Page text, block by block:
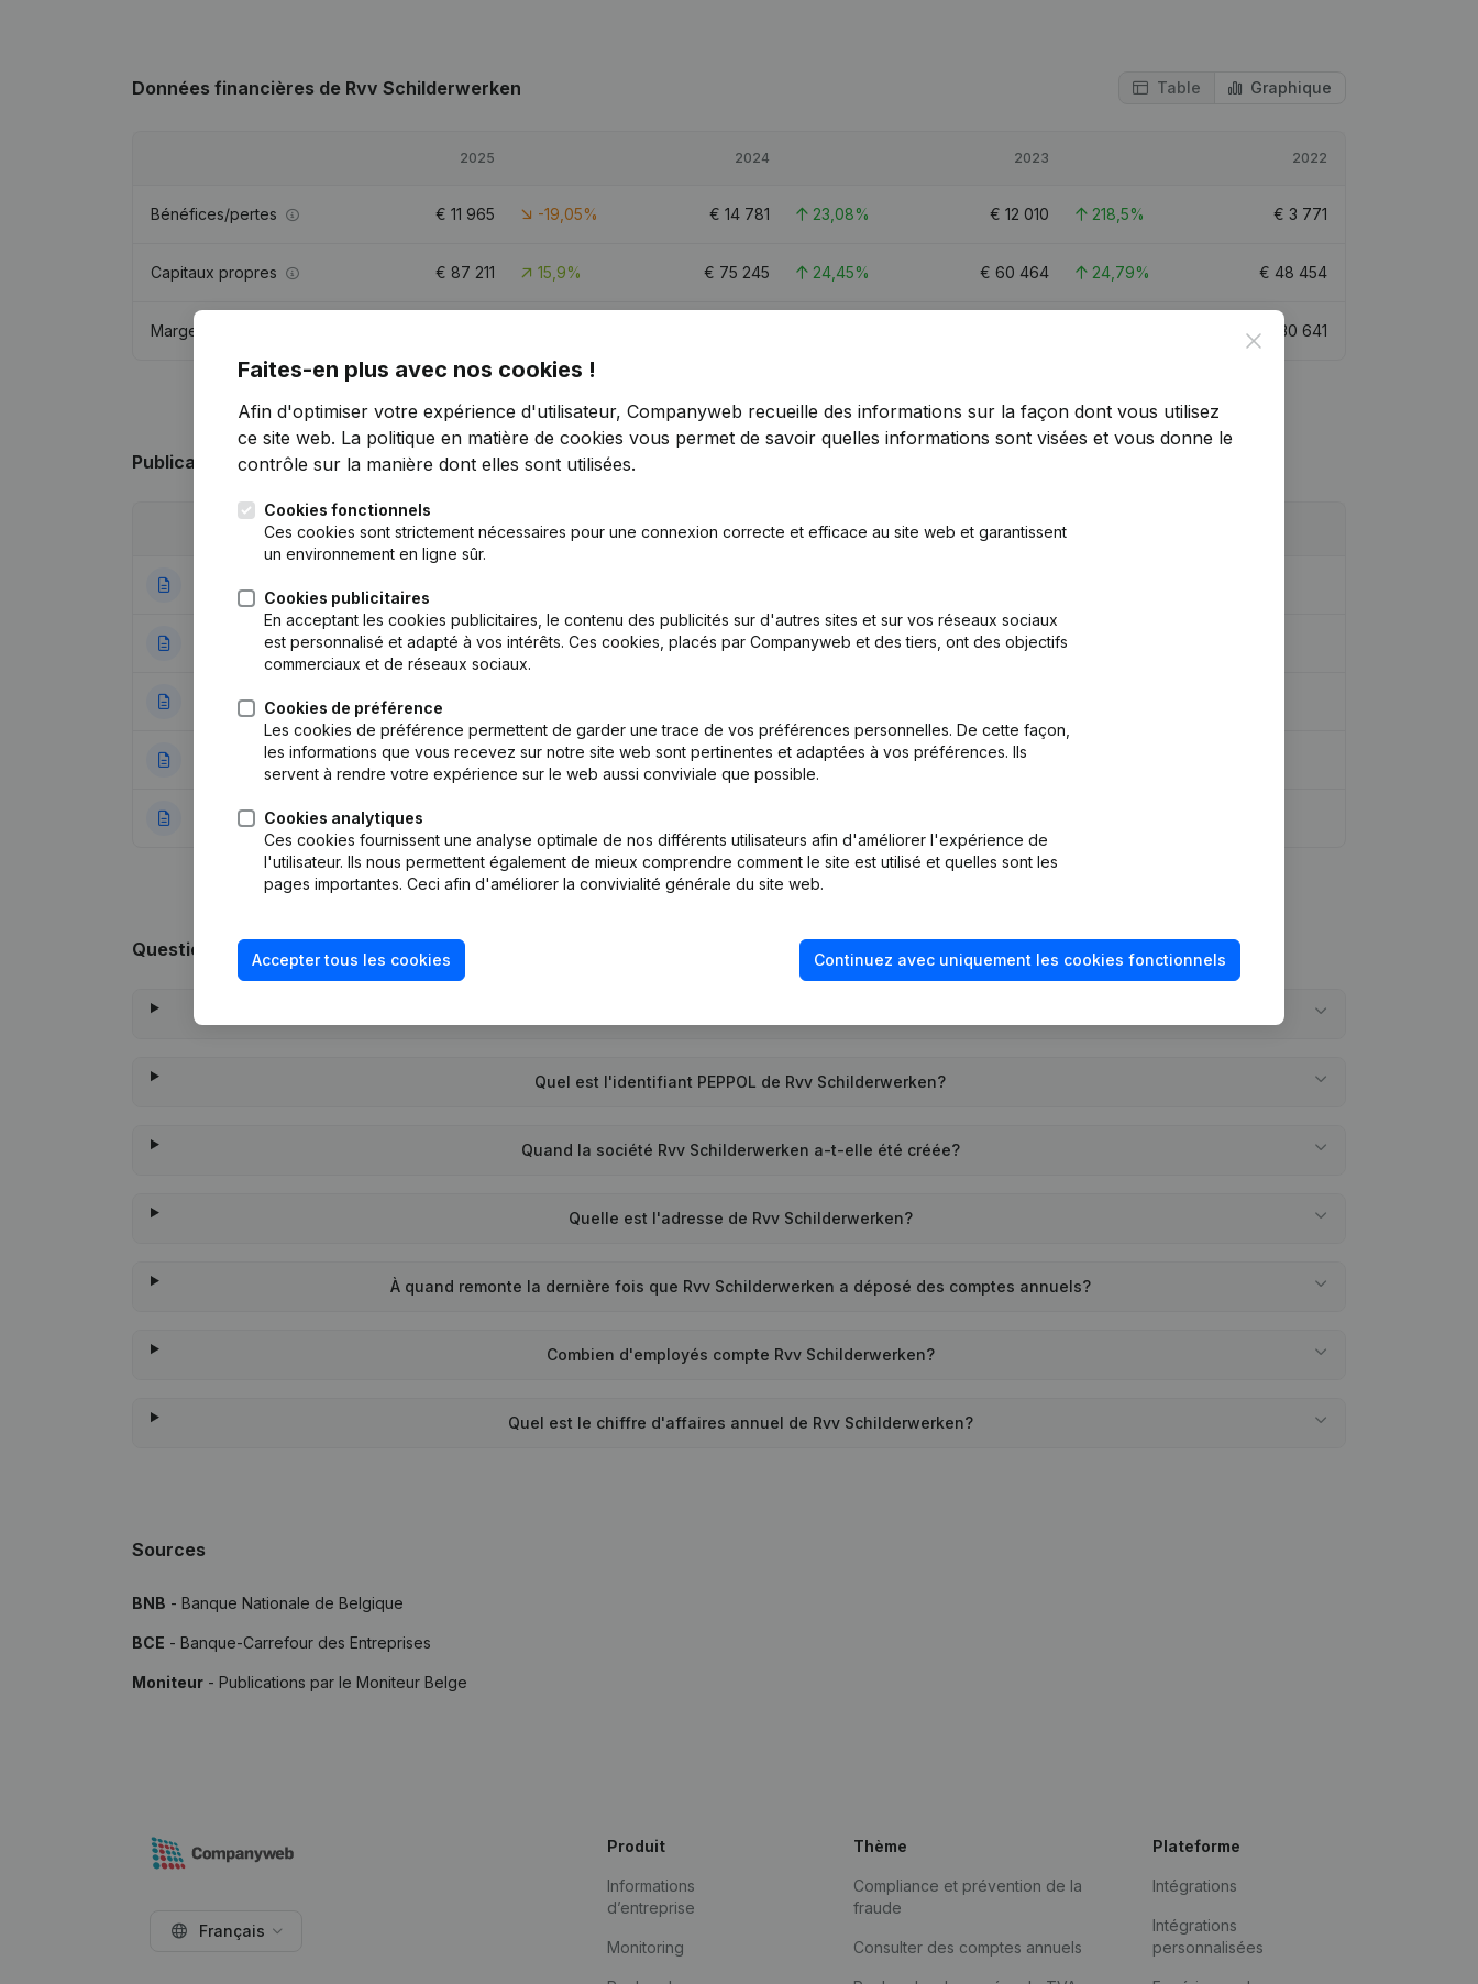
Données financières de Rvv Schilderwerken Table Graphique
2025 2024 2023 2022
Bénéfices/pertes € 11 965 -19,05% € 14 781 23,08% € 12 010 218,5% € 3 771
Capitaux propres € 87 211 15,9% € 75 245 24,45% € 60 464 24,79% € 48 454
Marge brute 30 641
Publicationsde Rvv Schilderwerken
Publication
15-02-2017 Demissions - Nominations(NL)
09-03-2016 Demissions - Nominations
27-08-2015 Demissions - Nominations(NL)
31-01-2013 Rubrique Constitution (Nouvelle Personne Morale, Ouverture Succursale, etc...)
Questions fréquemment posées
Quel est l'identifiant PEPPOL de Rvv Schilderwerken?
Quand la société Rvv Schilderwerken a-t-elle été créée?
Quelle est l'adresse de Rvv Schilderwerken?
À quand remonte la dernière fois que Rvv Schilderwerken a déposé des comptes annuels?
Combien d'employés compte Rvv Schilderwerken?
Quel est le chiffre d'affaires annuel de Rvv Schilderwerken?
Sources
BNB - Banque Nationale de Belgique
BCE - Banque-Carrefour des Entreprises
Moniteur - Publications par le Moniteur Belge
Close
Faites-en plus avec nos cookies !
Afin d'optimiser votre expérience d'utilisateur, Companyweb recueille des informations sur la façon dont vous utilisez
ce site web. La politique en matière de cookies vous permet de savoir quelles informations sont visées et vous donne le
contrôle sur la manière dont elles sont utilisées.
Cookies fonctionnels
Ces cookies sont strictement nécessaires pour une connexion correcte et efficace au site web et garantissent
un environnement en ligne sûr.
Cookies publicitaires
En acceptant les cookies publicitaires, le contenu des publicités sur d'autres sites et sur vos réseaux sociaux
est personnalisé et adapté à vos intérêts. Ces cookies, placés par Companyweb et des tiers, ont des objectifs
commerciaux et de réseaux sociaux.
Cookies de préférence
Les cookies de préférence permettent de garder une trace de vos préférences personnelles. De cette façon,
les informations que vous recevez sur notre site web sont pertinentes et adaptées à vos préférences. Ils
servent à rendre votre expérience sur le web aussi conviviale que possible.
Cookies analytiques
Ces cookies fournissent une analyse optimale de nos différents utilisateurs afin d'améliorer l'expérience de
l'utilisateur. Ils nous permettent également de mieux comprendre comment le site est utilisé et quelles sont les
pages importantes. Ceci afin d'améliorer la convivialité générale du site web.
Accepter tous les cookies Continuez avec uniquement les cookies fonctionnels
Français
Produit
Informations
d’entreprise
Monitoring
Thème
Compliance et prévention de la
fraude
Consulter des comptes annuels
Plateforme
Intégrations
Intégrations
personnalisées